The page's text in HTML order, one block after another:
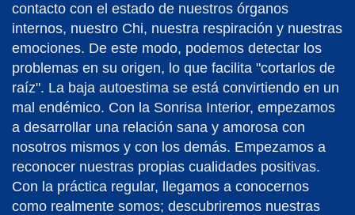
contacto con el estado de nuestros órganos
internos, nuestro Chi, nuestra respiración y nuestras
emociones. De este modo, podemos detectar los
problemas en su origen, lo que facilita "cortarlos de
raíz". La baja autoestima se está convirtiendo en un
mal endémico. Con la Sonrisa Interior, empezamos
a desarrollar una relación sana y amorosa con
nosotros mismos y con los demás. Empezamos a
reconocer nuestras propias cualidades positivas.
Con la práctica regular, llegamos a conocernos
como realmente somos; descubriremos nuestras